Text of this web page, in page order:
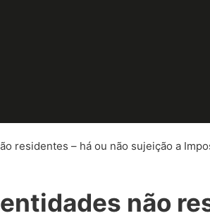
residentes – há ou não sujeição a
não